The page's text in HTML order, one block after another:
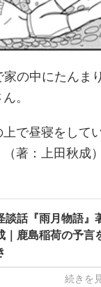
の中にたんま
。
で昼寝をして
著：上田秋成
談話『雨月物語』
｜鹿島稲荷の予言
続きを